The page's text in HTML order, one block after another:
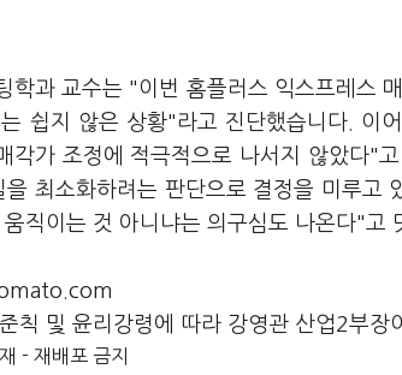
학과 교수는 "이번 홈플러스 익스프레스
쉽지 않은 상황"라고 진단했습니다. 이
각가 조정에 적극적으로 나서지 않았다"
최소화하려는 판단으로 결정을 미루고
직이는 것 아니냐는 의구심도 나온다"고
칙 및 윤리강령에 따라 강영관 산업2부장
- 재배포 금지